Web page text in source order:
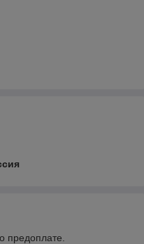
предоплате.